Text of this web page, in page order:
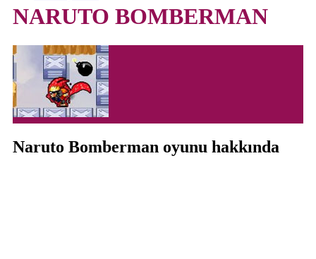
NARUTO BOMBERMAN
Naruto Bomberman oyunu hakkında